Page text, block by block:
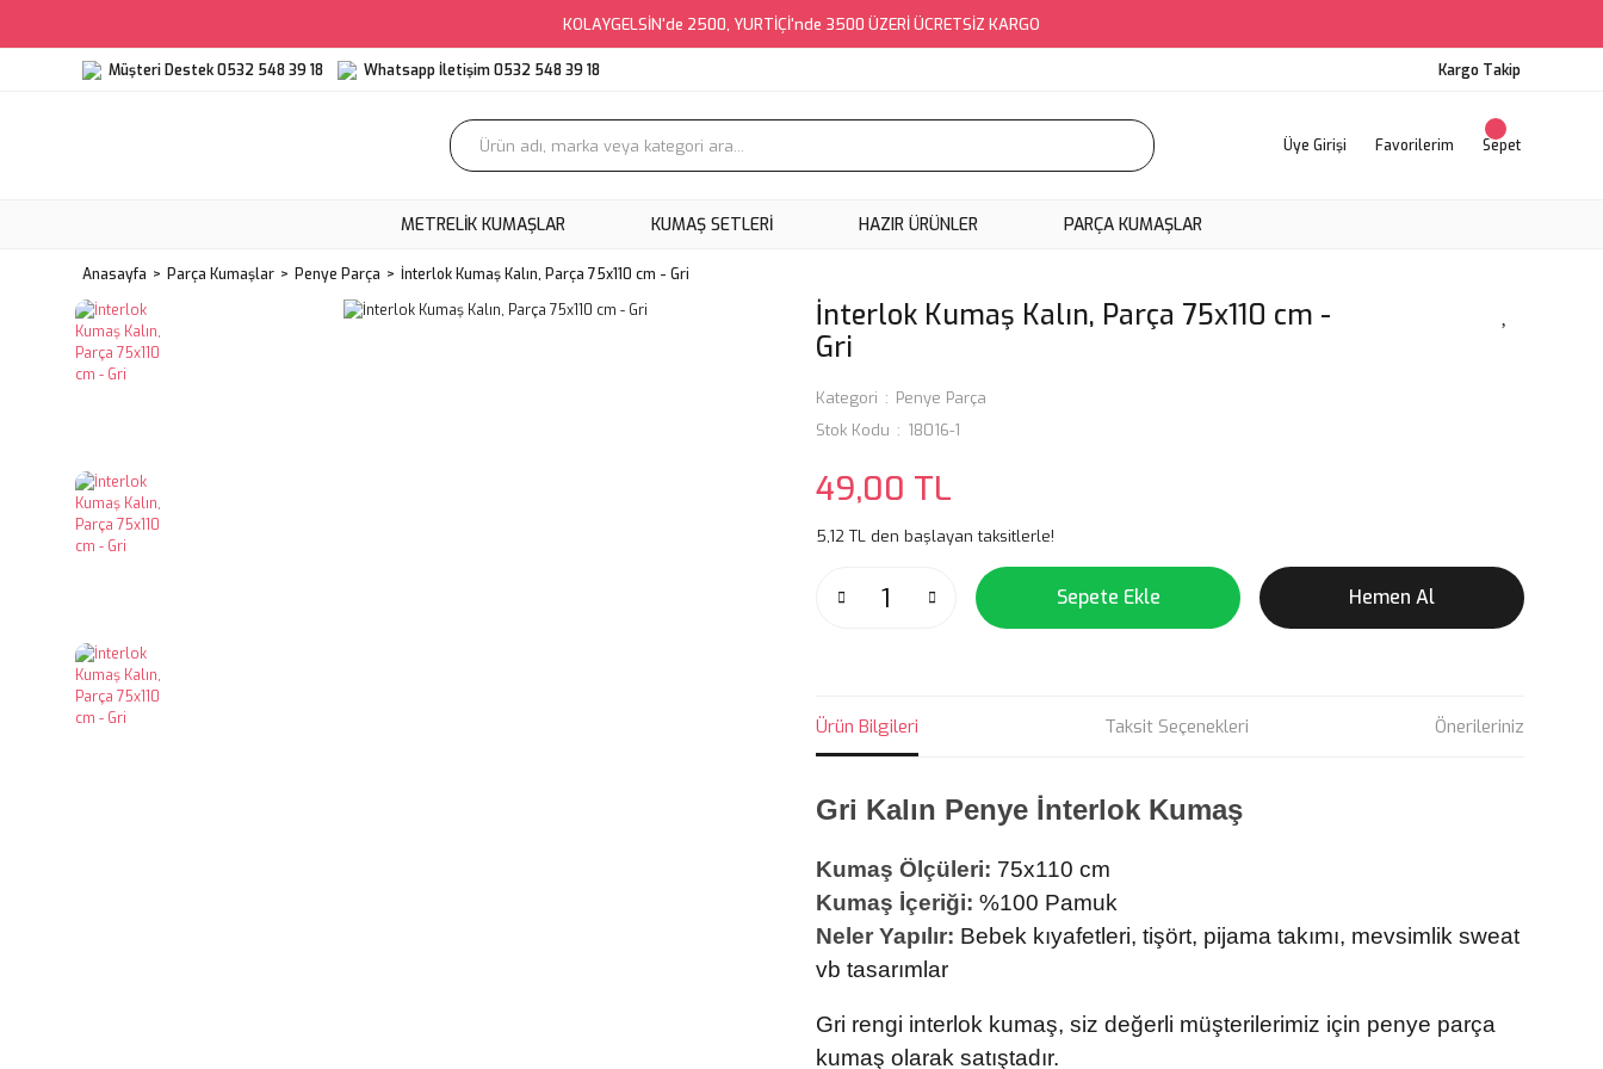
KOLAYGELSİN'de 2500, YURTİÇİ'nde 3500 ÜZERİ ÜCRETSİZ KARGO
Müşteri Destek 0532 548 39 18 Whatsapp İletişim 0532 548 39 18 Kargo Takip
Üye Girişi Favorilerim Sepet
METRELIK KUMAŞLAR KUMAŞ SETLERI HAZIR ÜRÜNLER PARÇA KUMAŞLAR
Anasayfa Parça Kumaşlar Penye Parça İnterlok Kumaş Kalın, Parça 75x110 cm - Gri
İnterlok Kumaş Kalın, Parça 75x110 cm -
Gri
Kategori
Penye Parça
Stok Kodu
18016-1
49,00 TL
5,12 TL den başlayan taksitlerle!
Sepete Ekle Hemen Al
Ürün Bilgileri Taksit Seçenekleri Önerileriniz
Gri Kalın Penye İnterlok Kumaş
Kumaş Ölçüleri: 75x110 cm
Kumaş İçeriği: %100 Pamuk
Neler Yapılır: Bebek kıyafetleri, tişört, pijama takımı, mevsimlik sweat
vb tasarımlar
Gri rengi interlok kumaş, siz değerli müşterilerimiz için penye parça
kumaş olarak satıştadır.